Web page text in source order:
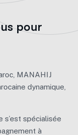
us pour
MANAHIJ
dynamique,
s’est spécialisée
à